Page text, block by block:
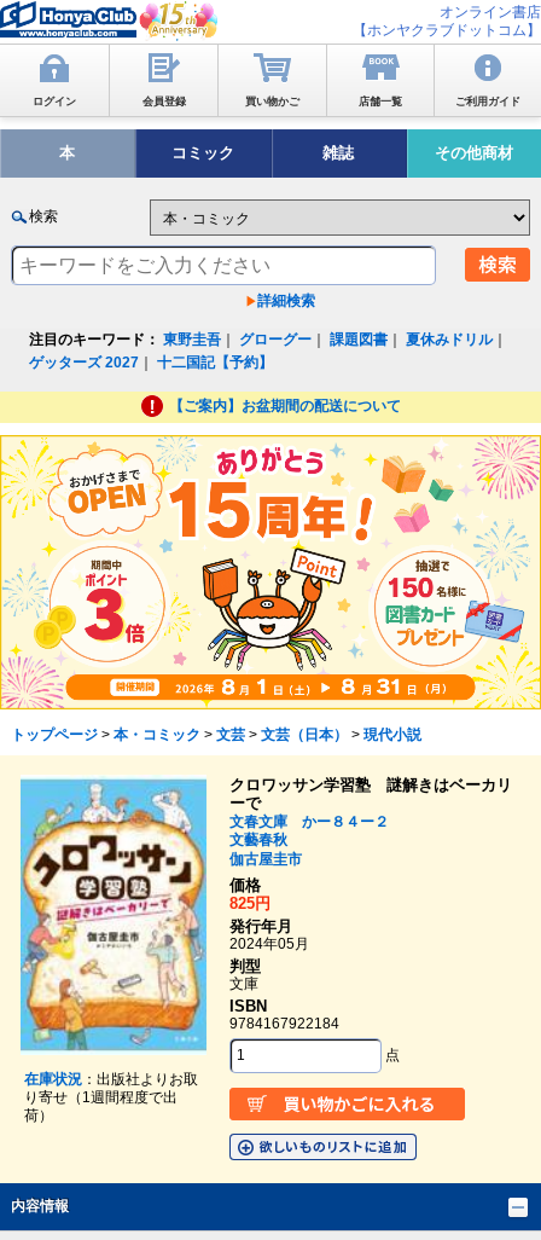
オンライン書店
【ホンヤクラブドットコム】
ログイン 会員登録 買い物かご 店舗一覧 ご利用ガイド
本 コミック 雑誌 その他商材
検索
詳細検索
注目のキーワード： 東野圭吾 グローグー ｜課題図書 ｜夏休みドリル｜
ゲッターズ 2027 ｜十二国記【予約】
【ご案内】お盆期間の配送について
トップページ> 本・コミック > 文芸> 文芸（日本） > 現代小説
在庫状況：出版社よりお取
り寄せ（1週間程度で出
荷）
クロワッサン学習塾 謎解きはベーカリ
ーで
文春文庫 かー８４ー２
文藝春秋
伽古屋圭市
価格
825円
発行年月
2024年05月
判型
文庫
ISBN
9784167922184
点
内容情報